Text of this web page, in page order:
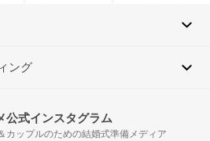
ング
公式インスタグラム
カップルのための結婚式準備メディア